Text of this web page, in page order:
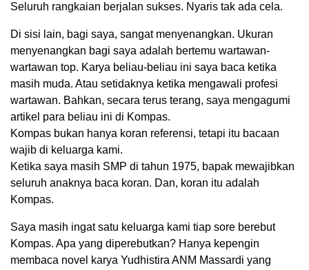
Seluruh rangkaian berjalan sukses. Nyaris tak ada cela.
Di sisi lain, bagi saya, sangat menyenangkan. Ukuran
menyenangkan bagi saya adalah bertemu wartawan-
wartawan top. Karya beliau-beliau ini saya baca ketika
masih muda. Atau setidaknya ketika mengawali profesi
wartawan. Bahkan, secara terus terang, saya mengagumi
artikel para beliau ini di Kompas.
Kompas bukan hanya koran referensi, tetapi itu bacaan
wajib di keluarga kami.
Ketika saya masih SMP di tahun 1975, bapak mewajibkan
seluruh anaknya baca koran. Dan, koran itu adalah
Kompas.
Saya masih ingat satu keluarga kami tiap sore berebut
Kompas. Apa yang diperebutkan? Hanya kepengin
membaca novel karya Yudhistira ANM Massardi yang